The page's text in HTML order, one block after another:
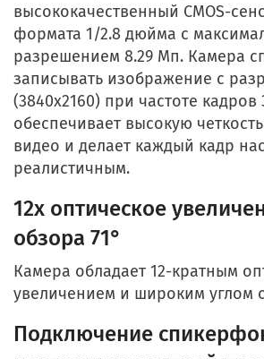
высококачественный CMOS-
формата 1/2.8 дюйма с
разрешением 8.29 Мп. Камера
записывать изображение с
(3840x2160) при частоте кадров
обеспечивает высокую
видео и делает каждый кадр
реалистичным.
12x оптическое
обзора 71°
Камера обладает 12-кратным
увеличением и широким углом
Подключение